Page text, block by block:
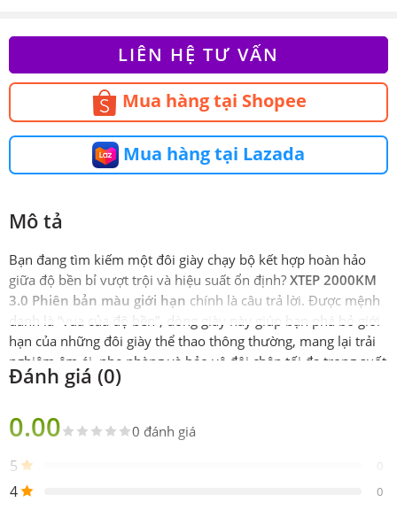
LIÊN HỆ TƯ VẤN
Mua hàng tại Shopee
Mua hàng tại Lazada
Mô tả
Bạn đang tìm kiếm một đôi giày chạy bộ kết hợp hoàn hảo
giữa độ bền bỉ vượt trội và hiệu suất ổn định? XTEP 2000KM
3.0 Phiên bản màu giới hạn chính là câu trả lời. Được mệnh
danh là “vua của độ bền”, dòng giày này giúp bạn phá bỏ giới
hạn của những đôi giày thể thao thông thường, mang lại trải
nghiệm êm ái, nhẹ nhàng và bảo vệ đôi chân tối đa trong suốt
các chặng đường từ tập luyện hàng ngày (jogging) đến cự ly
Thông số kỹ thuật XTEP 2000KM 3.0 Phiên bản màu giới
hạn – Vua của độ bền
Đặc điểm
Đánh giá (0)
0.00 0 đánh giá
5 0
4 0